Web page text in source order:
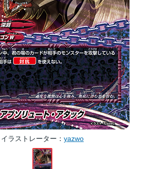
イラストレーター yazwo